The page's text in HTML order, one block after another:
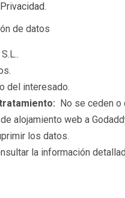
.
de datos
del interesado.
No se ceden o
alojamiento web a
los datos.
la información